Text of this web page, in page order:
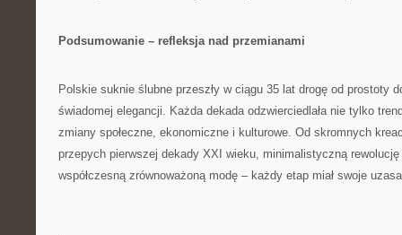
Podsumowanie – refleksja nad przemianami
Polskie suknie ślubne przeszły w ciągu 35 lat drogę od prostoty
świadomej elegancji. Każda dekada odzwierciedlała nie tylko
zmiany społeczne, ekonomiczne i kulturowe. Od skromnych
przepych pierwszej dekady XXI wieku, minimalistyczną
współczesną zrównoważoną modę – każdy etap miał swoje